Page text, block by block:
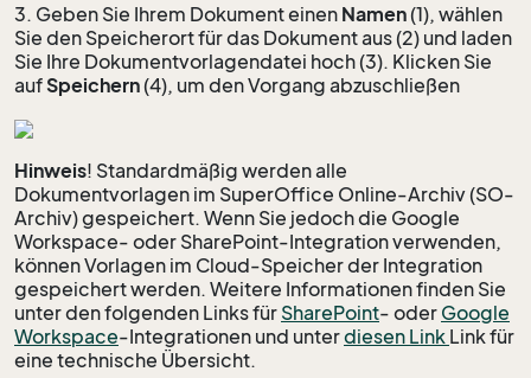
3. Geben Sie Ihrem Dokument einen Namen(1), wählen
Sie den Speicherort für das Dokument aus (2) und laden
Sie Ihre Dokumentvorlagendatei hoch (3). Klicken Sie
aufSpeichern(4), um den Vorgang abzuschließen
Hinweis! Standardmäßig werden alle
Dokumentvorlagen im SuperOffice Online-Archiv (SO-
Archiv) gespeichert. Wenn Sie jedoch die Google
Workspace- oder SharePoint-Integration verwenden,
können Vorlagen im Cloud-Speicher der Integration
gespeichert werden. Weitere Informationen finden Sie
unter den folgenden Links für SharePoint- oder Google
Workspace-Integrationen und unterdiesen Link Link für
eine technische Übersicht.